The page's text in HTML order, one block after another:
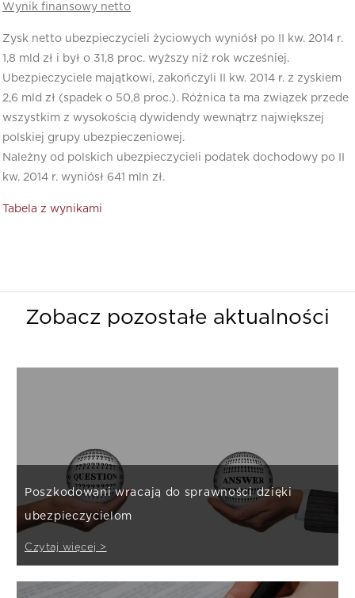
Wynik finansowy netto
Zysk netto ubezpieczycieli życiowych wyniósł po II kw. 2014 r.
1,8 mld zł i był o 31,8 proc. wyższy niż rok wcześniej.
Ubezpieczyciele majątkowi, zakończyli II kw. 2014 r. z zyskiem
2,6 mld zł (spadek o 50,8 proc.). Różnica ta ma związek przede
wszystkim z wysokością dywidendy wewnątrz największej
polskiej grupy ubezpieczeniowej.
Należny od polskich ubezpieczycieli podatek dochodowy po II
kw. 2014 r. wyniósł 641 mln zł.
Tabela z wynikami
Zobacz pozostałe aktualności
Poszkodowani wracają do sprawności dzięki
ubezpieczycielom
Czytaj więcej >